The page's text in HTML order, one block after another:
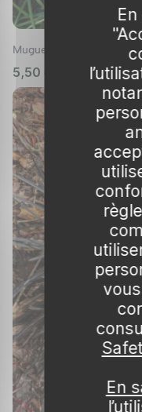
particulier celles
sombre.
Un sol bien
l'Ophiopogon. Il
humus,
améliorer la
excès, vous
la matière
Arrosage
L'Ophiopogon
important de ne
régulièrement,
sécheresse, mais
stagne pas, ce
pourriture des
Fertilisation
Muguet du Japon
5,50 € ☒
En